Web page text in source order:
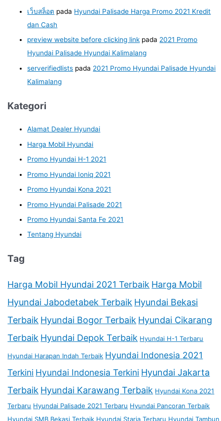
เว็บสล็อต pada Hyundai Palisade Harga Promo 2021 Kredit
dan Cash
preview website before clicking link pada 2021 Promo
Hyundai Palisade Hyundai Kalimalang
serverifiedlists pada 2021 Promo Hyundai Palisade Hyundai
Kalimalang
Kategori
Alamat Dealer Hyundai
Harga Mobil Hyundai
Promo Hyundai H-1 2021
Promo Hyundai Ioniq 2021
Promo Hyundai Kona 2021
Promo Hyundai Palisade 2021
Promo Hyundai Santa Fe 2021
Tentang Hyundai
Tag
Harga Mobil Hyundai 2021 Terbaik Harga Mobil
Hyundai Jabodetabek Terbaik Hyundai Bekasi
Terbaik Hyundai Bogor Terbaik Hyundai Cikarang
Terbaik Hyundai Depok Terbaik Hyundai H-1 Terbaru
Hyundai Harapan Indah Terbaik Hyundai Indonesia 2021
Terkini Hyundai Indonesia Terkini Hyundai Jakarta
Terbaik Hyundai Karawang Terbaik Hyundai Kona 2021
Terbaru Hyundai Palisade 2021 Terbaru Hyundai Pancoran Terbaik
Hyundai SMB Bekasi Terbaik Hyundai Staria Terbaru Hyundai Tambun